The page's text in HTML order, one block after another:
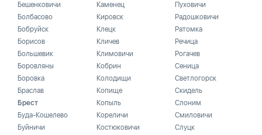
Бешенковичи
Болбасово
Бобруйск
Борисов
Большевик
Боровляны
Боровка
Браслав
Брест
Буда-Кошелево
Буйничи
Каменец
Кировск
Клецк
Кличев
Климовичи
Кобрин
Колодищи
Копище
Копыль
Кореличи
Костюковичи
Пуховичи
Радошковичи
Ратомка
Речица
Рогачев
Сеница
Светлогорск
Скидель
Слоним
Смиловичи
Слуцк